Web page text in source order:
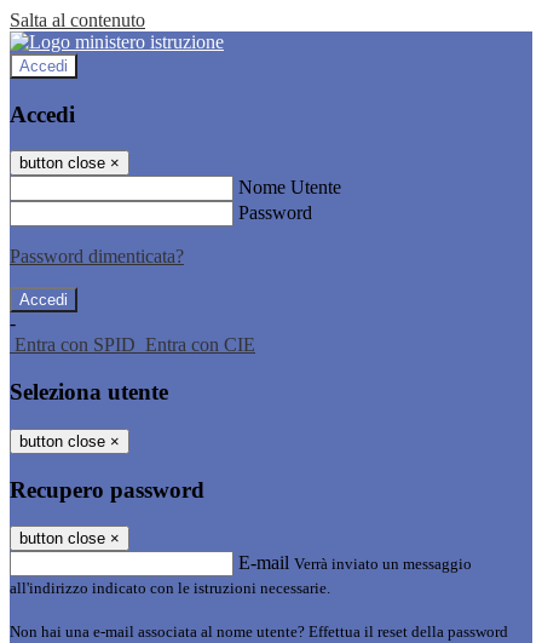
Salta al contenuto
Accedi
Accedi
button close ×
Nome Utente
Password
Password dimenticata?
-
Entra con SPID Entra con CIE
Seleziona utente
button close ×
Recupero password
button close ×
E-mail Verrà inviato un messaggio
all'indirizzo indicato con le istruzioni necessarie.
Non hai una e-mail associata al nome utente? Effettua il reset della password